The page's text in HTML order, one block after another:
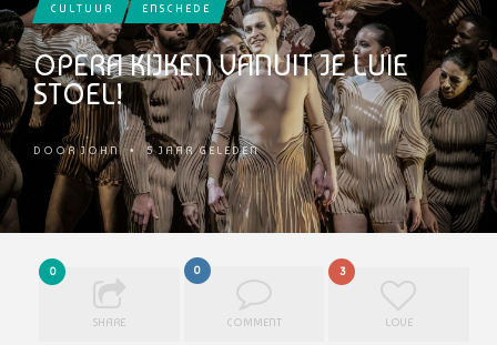
CULTUUR ENSCHEDE
OPERA KIJKEN VANUIT JE LUIE
STOEL!
DOORJOHN • 5 JAAR GELEDEN
0
SHARE
0
COMMENT
3
LOVE